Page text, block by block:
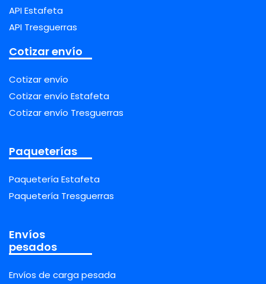
API Estafeta
API Tresguerras
Cotizar envío
Cotizar envío
Cotizar envío Estafeta
Cotizar envío Tresguerras
Paqueterías
Paquetería Estafeta
Paquetería Tresguerras
Envíos
pesados
Envíos de carga pesada